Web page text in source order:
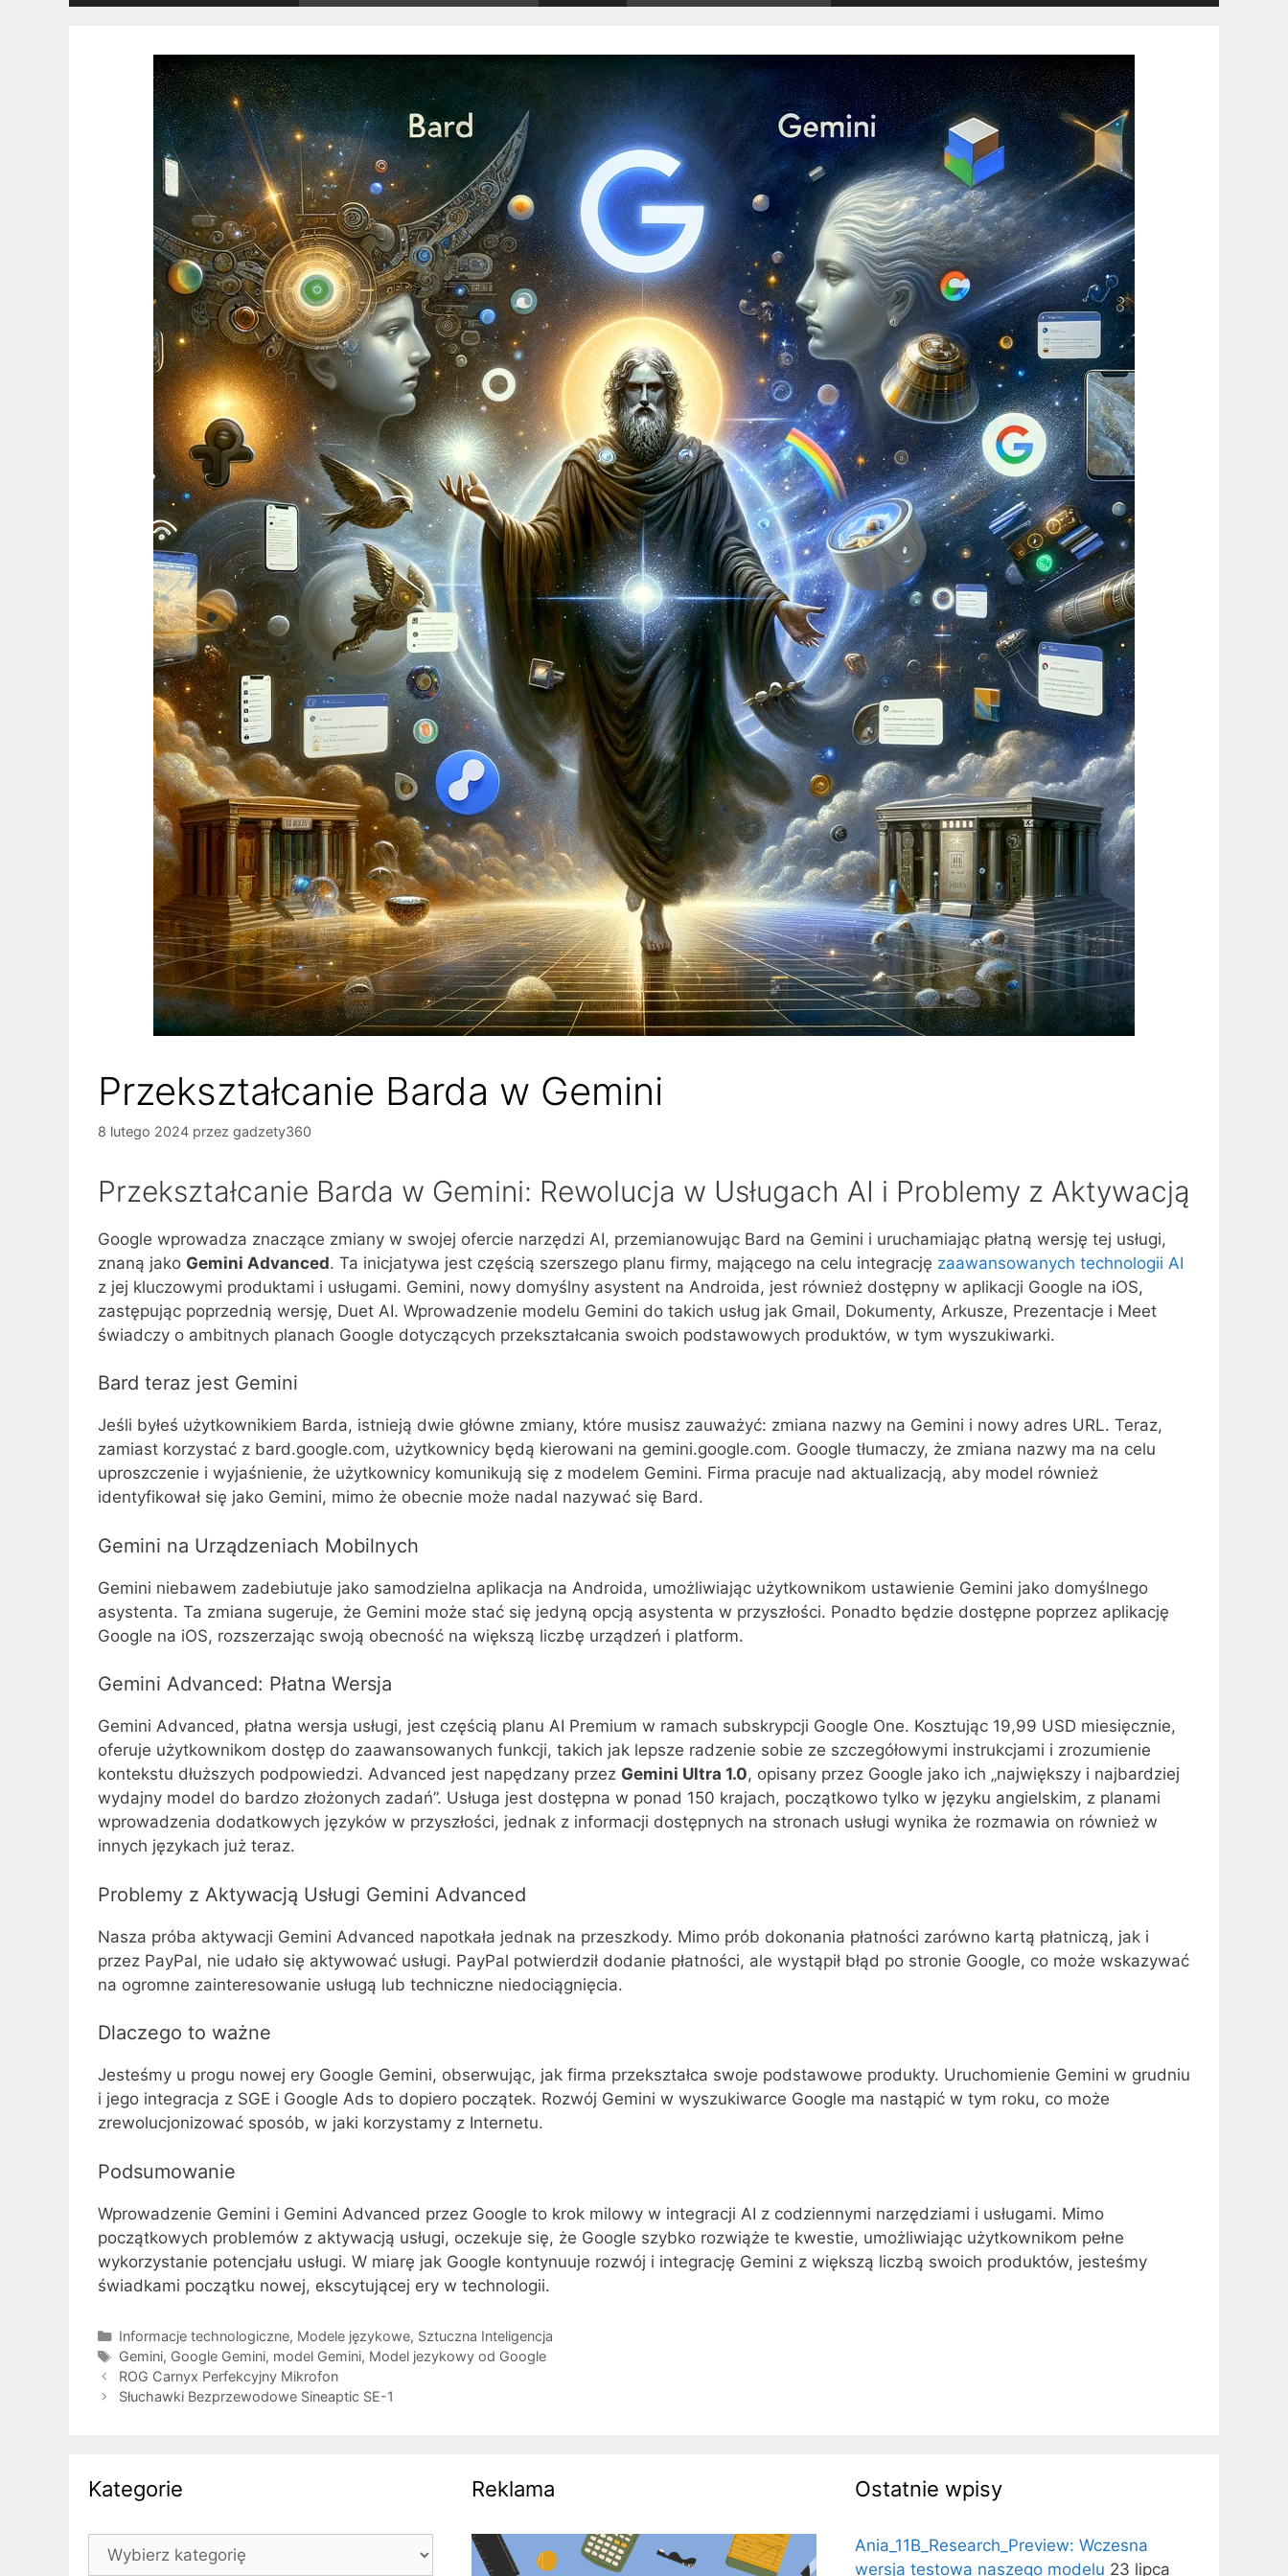
Przekształcanie Barda w Gemini
8 lutego 2024 przez gadzety360
Przekształcanie Barda w Gemini: Rewolucja w Usługach AI i Problemy z Aktywacją
Google wprowadza znaczące zmiany w swojej ofercie narzędzi AI, przemianowując Bard na Gemini i uruchamiając płatną wersję tej usługi,
znaną jako Gemini Advanced. Ta inicjatywa jest częścią szerszego planu firmy, mającego na celu integrację zaawansowanych technologii AI
z jej kluczowymi produktami i usługami. Gemini, nowy domyślny asystent na Androida, jest również dostępny w aplikacji Google na iOS,
zastępując poprzednią wersję, Duet AI. Wprowadzenie modelu Gemini do takich usług jak Gmail, Dokumenty, Arkusze, Prezentacje i Meet
świadczy o ambitnych planach Google dotyczących przekształcania swoich podstawowych produktów, w tym wyszukiwarki.
Bard teraz jest Gemini
Jeśli byłeś użytkownikiem Barda, istnieją dwie główne zmiany, które musisz zauważyć: zmiana nazwy na Gemini i nowy adres URL. Teraz,
zamiast korzystać z bard.google.com, użytkownicy będą kierowani na gemini.google.com. Google tłumaczy, że zmiana nazwy ma na celu
uproszczenie i wyjaśnienie, że użytkownicy komunikują się z modelem Gemini. Firma pracuje nad aktualizacją, aby model również
identyfikował się jako Gemini, mimo że obecnie może nadal nazywać się Bard.
Gemini na Urządzeniach Mobilnych
Gemini niebawem zadebiutuje jako samodzielna aplikacja na Androida, umożliwiając użytkownikom ustawienie Gemini jako domyślnego
asystenta. Ta zmiana sugeruje, że Gemini może stać się jedyną opcją asystenta w przyszłości. Ponadto będzie dostępne poprzez aplikację
Google na iOS, rozszerzając swoją obecność na większą liczbę urządzeń i platform.
Gemini Advanced: Płatna Wersja
Gemini Advanced, płatna wersja usługi, jest częścią planu AI Premium w ramach subskrypcji Google One. Kosztując 19,99 USD miesięcznie,
oferuje użytkownikom dostęp do zaawansowanych funkcji, takich jak lepsze radzenie sobie ze szczegółowymi instrukcjami i zrozumienie
kontekstu dłuższych podpowiedzi. Advanced jest napędzany przez Gemini Ultra 1.0, opisany przez Google jako ich „największy i najbardziej
wydajny model do bardzo złożonych zadań”. Usługa jest dostępna w ponad 150 krajach, początkowo tylko w języku angielskim, z planami
wprowadzenia dodatkowych języków w przyszłości, jednak z informacji dostępnych na stronach usługi wynika że rozmawia on również w
innych językach już teraz.
Problemy z Aktywacją Usługi Gemini Advanced
Nasza próba aktywacji Gemini Advanced napotkała jednak na przeszkody. Mimo prób dokonania płatności zarówno kartą płatniczą, jak i
przez PayPal, nie udało się aktywować usługi. PayPal potwierdził dodanie płatności, ale wystąpił błąd po stronie Google, co może wskazywać
na ogromne zainteresowanie usługą lub techniczne niedociągnięcia.
Dlaczego to ważne
Jesteśmy u progu nowej ery Google Gemini, obserwując, jak firma przekształca swoje podstawowe produkty. Uruchomienie Gemini w grudniu
i jego integracja z SGE i Google Ads to dopiero początek. Rozwój Gemini w wyszukiwarce Google ma nastąpić w tym roku, co może
zrewolucjonizować sposób, w jaki korzystamy z Internetu.
Podsumowanie
Wprowadzenie Gemini i Gemini Advanced przez Google to krok milowy w integracji AI z codziennymi narzędziami i usługami. Mimo
początkowych problemów z aktywacją usługi, oczekuje się, że Google szybko rozwiąże te kwestie, umożliwiając użytkownikom pełne
wykorzystanie potencjału usługi. W miarę jak Google kontynuuje rozwój i integrację Gemini z większą liczbą swoich produktów, jesteśmy
świadkami początku nowej, ekscytującej ery w technologii.
Kategorie
Informacje technologiczne, Modele językowe, Sztuczna Inteligencja
Tagi
Gemini, Google Gemini, model Gemini, Model jezykowy od Google
ROG Carnyx Perfekcyjny Mikrofon
Słuchawki Bezprzewodowe Sineaptic SE-1
Kategorie
Kategorie
Reklama Ostatnie wpisy
Ania_11B_Research_Preview: Wczesna
wersja testowa naszego modelu 23 lipca